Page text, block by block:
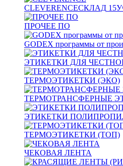
CLEVERENCEСКЛАД 15
ПРОЧЕЕ ПО
GODEX программы от
ЭТИКЕТКИ ДЛЯ
ТЕРМОЭТИКЕТКИ (ЭКО)
ТЕРМОТРАНСФЕРНЫЕ
ЭТИКЕТКИ
ТЕРМОЭТИКЕТКИ (ТОП)
ЧЕКОВАЯ ЛЕНТА